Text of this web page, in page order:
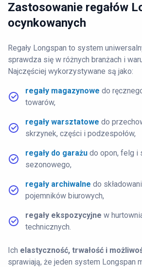
Zastosowanie regałów
ocynkowanych
Regały Longspan to system
sprawdza się w różnych branżach i
Najczęściej wykorzystywane są jako:
regały magazynowe do
towarów,
regały warsztatowe do
skrzynek, części i podzespołów,
regały do garażu do opon, felg i
sezonowego,
regały archiwalne do
pojemników biurowych,
regały ekspozycyjne w
technicznych.
Ich elastyczność, trwałość i
sprawiają, że jeden system Longspan